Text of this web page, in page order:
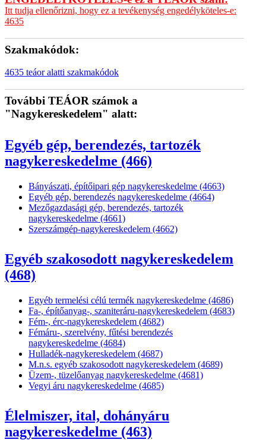
Itt tudja ellenőrizni, hogy ez a tevékenység engedélyköteles-e:
4635
Szakmakódok:
4635 teáor alatti szakmakódok
További TEÁOR számok a
"Nagykereskedelem" alatt:
Egyéb gép, berendezés, tartozék
nagykereskedelme (466)
Bányászati, építőipari gép nagykereskedelme (4663)
Egyéb gép, berendezés nagykereskedelme (4664)
Mezőgazdasági gép, berendezés, tartozék
nagykereskedelme (4661)
Szerszámgép-nagykereskedelem (4662)
Egyéb szakosodott nagykereskedelem
(468)
Egyéb termelési célú termék nagykereskedelme (4686)
Fa-, építőanyag-, szaniteráru-nagykereskedelem (4683)
Fém-, érc-nagykereskedelem (4682)
Fémáru-, szerelvény, fűtési berendezés
nagykereskedelme (4684)
Hulladék-nagykereskedelem (4687)
M.n.s. egyéb szakosodott nagykereskedelem (4689)
Üzem-, tüzelőanyag nagykereskedelme (4681)
Vegyi áru nagykereskedelme (4685)
Élelmiszer, ital, dohányáru
nagykereskedelme (463)